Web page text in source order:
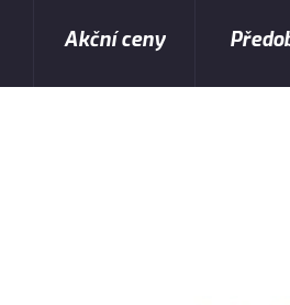
Akční ceny